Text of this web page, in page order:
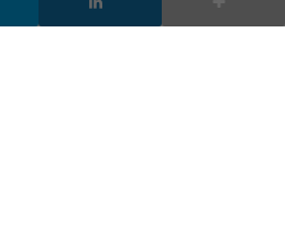
2025: